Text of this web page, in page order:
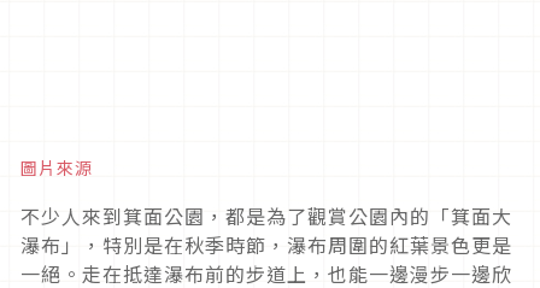
圖片來源
不少人來到箕面公園，都是為了觀賞公園內的「箕面大
瀑布」，特別是在秋季時節，瀑布周圍的紅葉景色更是
一絕。走在抵達瀑布前的步道上，也能一邊漫步一邊欣